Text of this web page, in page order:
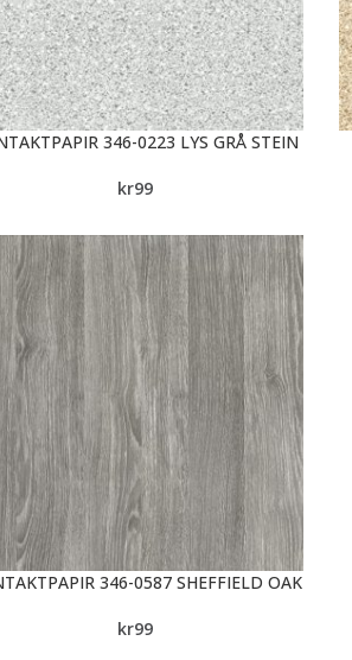
346-0223 LYS GRÅ STEIN
kr99
346-0587 SHEFFIELD OAK
kr99